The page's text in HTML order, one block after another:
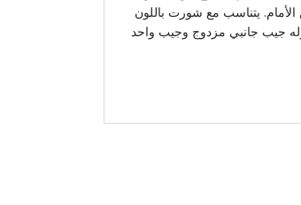
يتناسب مع شورت باللون
وله جيب جانبي مزدوج وجيب واحد